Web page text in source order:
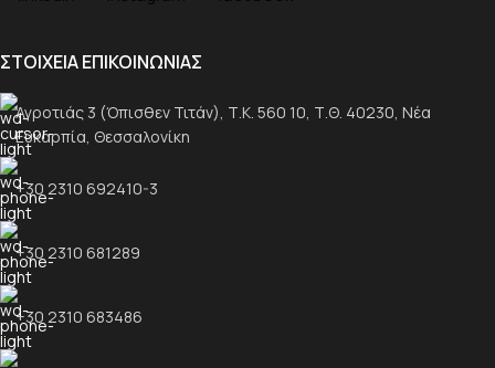
ΣΤΟΙΧΕΙΑ ΕΠΙΚΟΙΝΩΝΙΑΣ
Αγροτιάς 3 (Όπισθεν Τιτάν), Τ.Κ. 560 10, Τ.Θ. 40230, Νέα
Ευκαρπία, Θεσσαλονίκη
+30 2310 692410-3
+30 2310 681289
+30 2310 683486